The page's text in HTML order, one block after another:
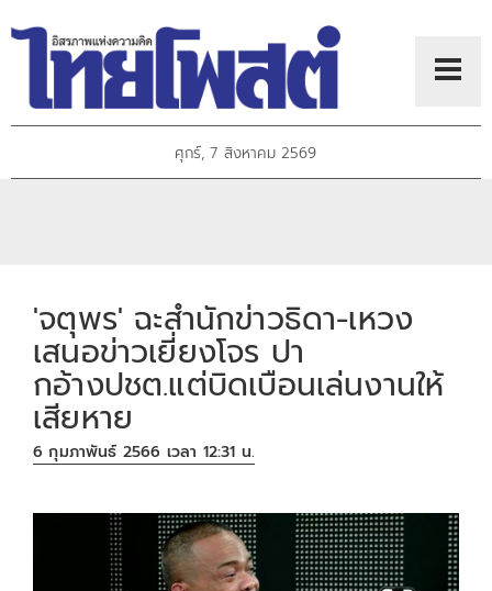
ศุกร์, 7 สิงหาคม 2569
'จตุพร' ฉะสำนักข่าวธิดา-เหวง
เสนอข่าวเยี่ยงโจร ปา
กอ้างปชต.แต่บิดเบือนเล่นงานให้
เสียหาย
6 กุมภาพันธ์ 2566 เวลา 12:31 น.